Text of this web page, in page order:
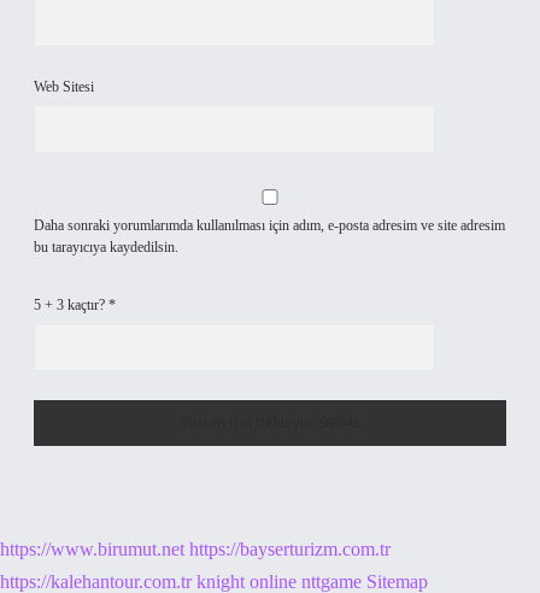
Web Sitesi
Daha sonraki yorumlarımda kullanılması için adım, e-posta adresim ve site adresim
bu tarayıcıya kaydedilsin.
5 + 3 kaçtır? *
https://www.birumut.net https://bayserturizm.com.tr
https://kalehantour.com.tr knight online nttgame Sitemap